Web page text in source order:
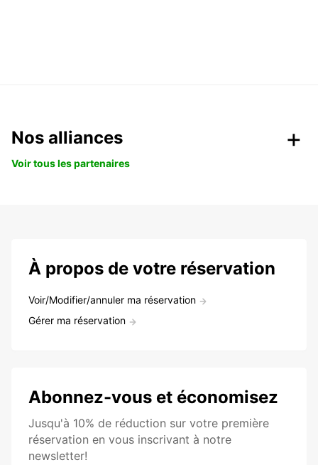
Nos alliances
Voir tous les partenaires
À propos de votre réservation
Voir/Modifier/annuler ma réservation
Gérer ma réservation
Abonnez-vous et économisez
Jusqu'à 10% de réduction sur votre première
réservation en vous inscrivant à notre
newsletter!